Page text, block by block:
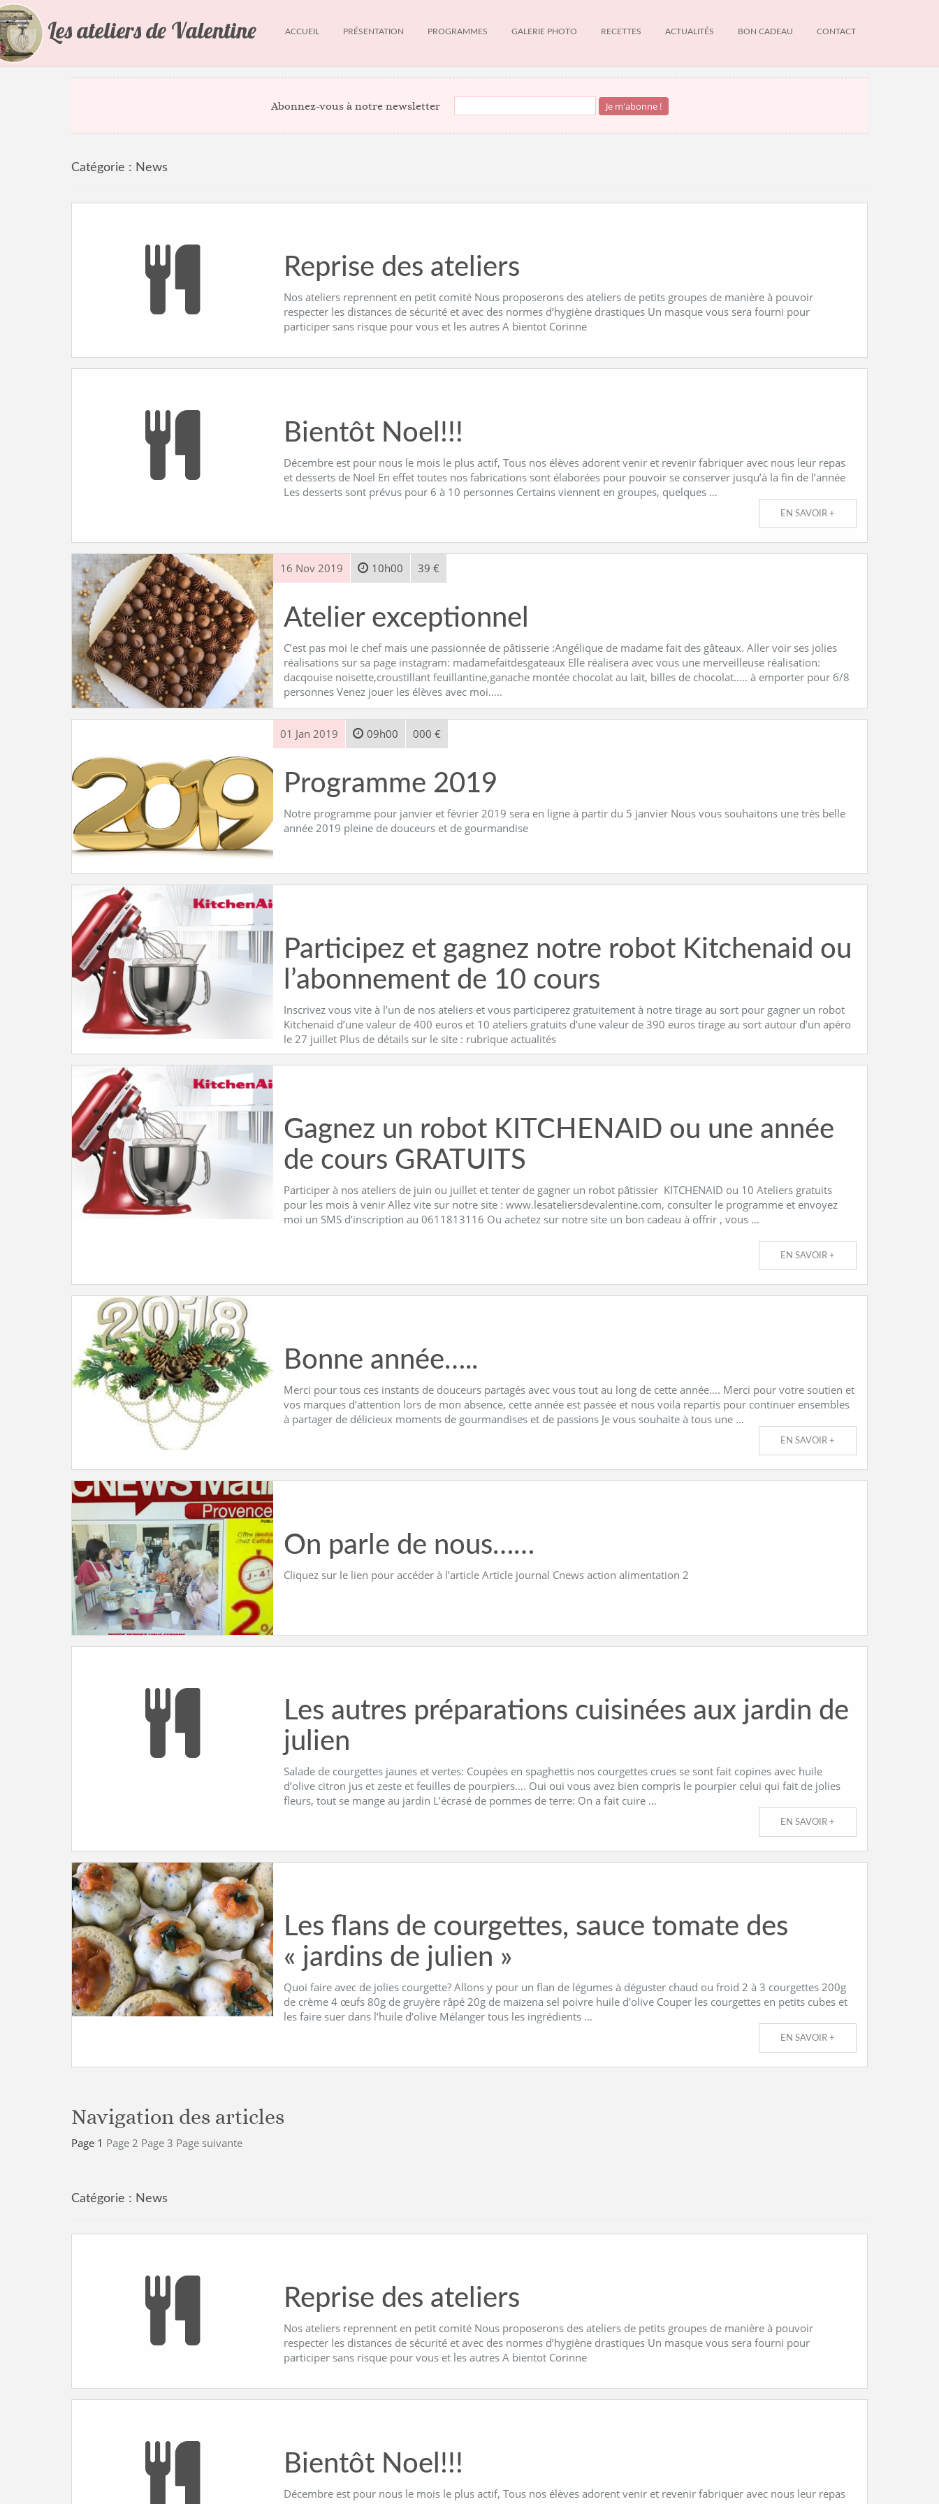
Les ateliers de Valentine ACCUEIL PRÉSENTATION PROGRAMMES GALERIE PHOTO RECETTES ACTUALITÉS
INFOS DU MOMENT
BON CADEAU CONTACT
Abonnez-vous à notre newsletter
Catégorie : News
Reprise des ateliers
Nos ateliers reprennent en petit comité Nous proposerons des ateliers de petits groupes de manière à pouvoir
respecter les distances de sécurité et avec des normes d’hygiène drastiques Un masque vous sera fourni pour
participer sans risque pour vous et les autres A bientot Corinne
Bientôt Noel!!!
Décembre est pour nous le mois le plus actif, Tous nos élèves adorent venir et revenir fabriquer avec nous leur repas
et desserts de Noel En effet toutes nos fabrications sont élaborées pour pouvoir se conserver jusqu’à la fin de l’année
Les desserts sont prévus pour 6 à 10 personnes Certains viennent en groupes, quelques …
EN SAVOIR +
16 Nov 2019 10h00 39 €
Atelier exceptionnel
C’est pas moi le chef mais une passionnée de pâtisserie :Angélique de madame fait des gâteaux. Aller voir ses jolies
réalisations sur sa page instagram: madamefaitdesgateaux Elle réalisera avec vous une merveilleuse réalisation:
dacqouise noisette,croustillant feuillantine,ganache montée chocolat au lait, billes de chocolat….. à emporter pour 6/8
personnes Venez jouer les élèves avec moi…..
01 Jan 2019 09h00 000 €
Programme 2019
Notre programme pour janvier et février 2019 sera en ligne à partir du 5 janvier Nous vous souhaitons une très belle
année 2019 pleine de douceurs et de gourmandise
Participez et gagnez notre robot Kitchenaid ou
l’abonnement de 10 cours
Inscrivez vous vite à l’un de nos ateliers et vous participerez gratuitement à notre tirage au sort pour gagner un robot
Kitchenaid d’une valeur de 400 euros et 10 ateliers gratuits d’une valeur de 390 euros tirage au sort autour d’un apéro
le 27 juillet Plus de détails sur le site : rubrique actualités
Gagnez un robot KITCHENAID ou une année
de cours GRATUITS
Participer à nos ateliers de juin ou juillet et tenter de gagner un robot pâtissier KITCHENAID ou 10 Ateliers gratuits
pour les mois à venir Allez vite sur notre site : www.lesateliersdevalentine.com, consulter le programme et envoyez
moi un SMS d’inscription au 0611813116 Ou achetez sur notre site un bon cadeau à offrir , vous …
EN SAVOIR +
Bonne année…..
Merci pour tous ces instants de douceurs partagés avec vous tout au long de cette année…. Merci pour votre soutien et
vos marques d’attention lors de mon absence, cette année est passée et nous voila repartis pour continuer ensembles
à partager de délicieux moments de gourmandises et de passions Je vous souhaite à tous une …
EN SAVOIR +
On parle de nous……
Cliquez sur le lien pour accéder à l’article Article journal Cnews action alimentation 2
Les autres préparations cuisinées aux jardin de
julien
Salade de courgettes jaunes et vertes: Coupées en spaghettis nos courgettes crues se sont fait copines avec huile
d’olive citron jus et zeste et feuilles de pourpiers…. Oui oui vous avez bien compris le pourpier celui qui fait de jolies
fleurs, tout se mange au jardin L’écrasé de pommes de terre: On a fait cuire …
EN SAVOIR +
Les flans de courgettes, sauce tomate des
« jardins de julien »
Quoi faire avec de jolies courgette? Allons y pour un flan de légumes à déguster chaud ou froid 2 à 3 courgettes 200g
de crème 4 œufs 80g de gruyère râpé 20g de maïzena sel poivre huile d’olive Couper les courgettes en petits cubes et
les faire suer dans l’huile d’olive Mélanger tous les ingrédients …
EN SAVOIR +
Navigation des articles
Page 1 Page 2 Page 3 Page suivante
Catégorie : News
Reprise des ateliers
Nos ateliers reprennent en petit comité Nous proposerons des ateliers de petits groupes de manière à pouvoir
respecter les distances de sécurité et avec des normes d’hygiène drastiques Un masque vous sera fourni pour
participer sans risque pour vous et les autres A bientot Corinne
Bientôt Noel!!!
Décembre est pour nous le mois le plus actif, Tous nos élèves adorent venir et revenir fabriquer avec nous leur repas